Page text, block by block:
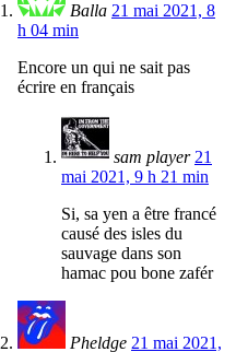
Balla 21 mai 2021, 8
h 04 min
Encore un qui ne sait pas
écrire en français
sam player 21
mai 2021, 9 h 21 min
Si, sa yen a être francé
causé des isles du
sauvage dans son
hamac pou bone zafér
Pheldge 21 mai 2021,